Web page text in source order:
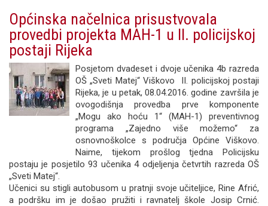
Općinska načelnica prisustvovala
provedbi projekta MAH-1 u II. policijskoj
postaji Rijeka
Posjetom dvadeset i dvoje učenika 4b razreda
OŠ „Sveti Matej“ Viškovo II. policijskoj postaji
Rijeka, je u petak, 08.04.2016. godine završila je
ovogodišnja provedba prve komponente
„Mogu ako hoću 1“ (MAH-1) preventivnog
programa „Zajedno više možemo“ za
osnovnoškolce s područja Općine Viškovo.
Naime, tijekom prošlog tjedna Policijsku
postaju je posjetilo 93 učenika 4 odjeljenja četvrtih razreda OŠ
„Sveti Matej“.
Učenici su stigli autobusom u pratnji svoje učiteljice, Rine Afrić,
a podršku im je došao pružiti i ravnatelj škole Josip Crnić.